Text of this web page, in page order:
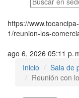
https://
1/reunion-los-
ago 6, 2026 05:11 p.
Inicio
Sala de
Reunión con